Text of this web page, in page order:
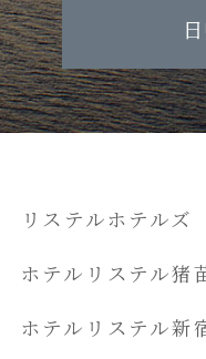
リステルホテルズ
ホテルリステル猪
ホテルリステル新